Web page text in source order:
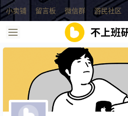
小卖铺 留言板 微信群 游民社区